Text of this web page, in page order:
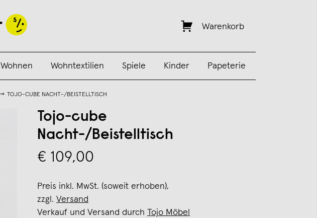
Warenkorb
Wohnen Wohntextilien Spiele Kinder Papeterie
TOJO-CUBE NACHT-/BEISTELLTISCH
Tojo-cube
Nacht-/Beistelltisch
€ 109,00
Preis inkl. MwSt. (soweit erhoben),
zzgl. Versand
Verkauf und Versand durch Tojo Möbel